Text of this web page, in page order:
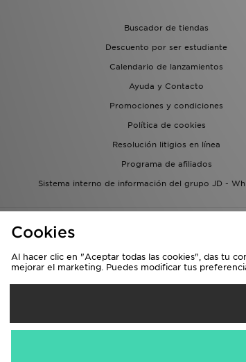
Buscador de tiendas
Descuento por ser estudiante
Calendario de lanzamientos
Ayuda y Contacto
Promociones y condiciones
Política de cookies
Resolución litigios en línea
Programa de afiliados
Sistema interno de información del grupo JD -
Cookies
Al hacer clic en "Aceptar todas las cookies", das tu
mejorar el marketing. Puedes modificar tus